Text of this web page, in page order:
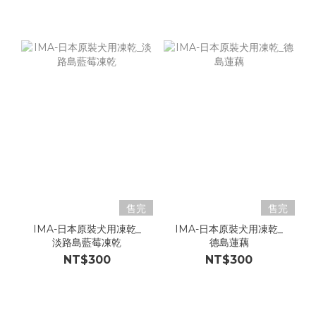
售完
IMA-日本原裝犬用凍乾_
淡路島藍莓凍乾
NT$300
售完
IMA-日本原裝犬用凍乾_
德島蓮藕
NT$300